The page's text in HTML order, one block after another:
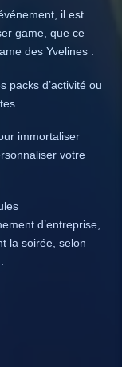
il est
game, que ce
des Yvelines .
packs d’activité ou
immortaliser
votre
d’entreprise,
la soirée, selon
: